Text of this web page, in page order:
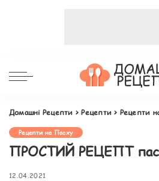
Домашні Рецепти >Рецепти > Рецепти
Рецепти на Пасху
ПРОСТИЙ РЕЦЕПТ
12.04.2021